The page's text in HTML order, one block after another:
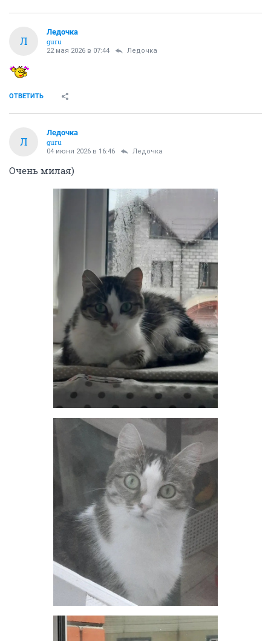
Л
Ледочка
guru
22 мая 2026 в 07:44 Ледочка
ОТВЕТИТЬ
Л
Ледочка
guru
04 июня 2026 в 16:46 Ледочка
Очень милая)